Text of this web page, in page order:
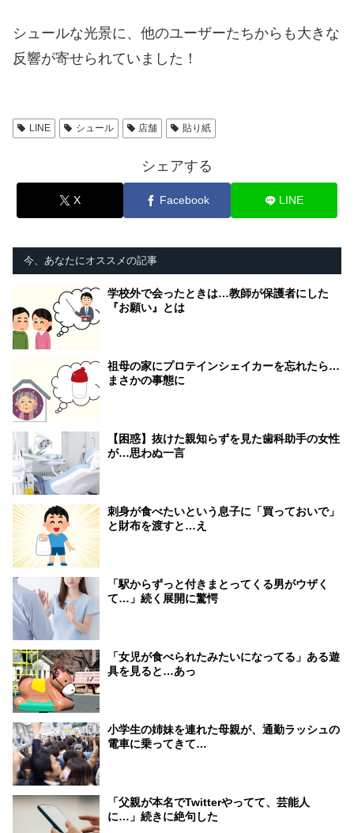
シュールな光景に、他のユーザーたちからも大きな
反響が寄せられていました！
LINE シュール 店舗 貼り紙
シェアする
X Facebook LINE
今、あなたにオススメの記事
学校外で会ったときは…教師が保護者にした
『お願い』とは
祖母の家にプロテインシェイカーを忘れたら…
まさかの事態に
【困惑】抜けた親知らずを見た歯科助手の女性
が…思わぬ一言
刺身が食べたいという息子に「買っておいで」
と財布を渡すと…え
「駅からずっと付きまとってくる男がウザく
て…」続く展開に驚愕
「女児が食べられたみたいになってる」ある遊
具を見ると…あっ
小学生の姉妹を連れた母親が、通勤ラッシュの
電車に乗ってきて…
「父親が本名でTwitterやってて、芸能人
に…」続きに絶句した